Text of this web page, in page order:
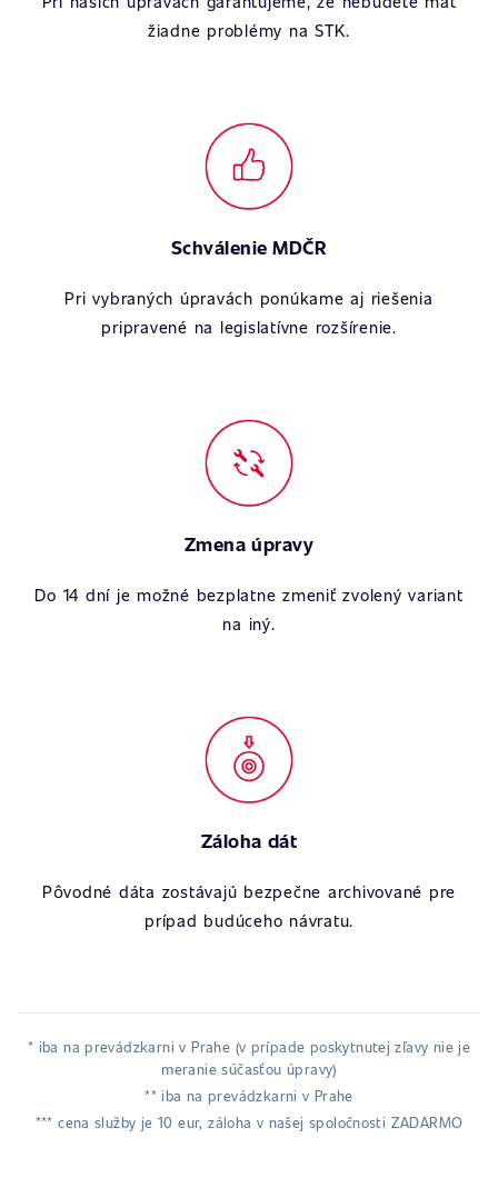
žiadne problémy na STK.
Schválenie MDČR
Pri vybraných úpravách ponúkame aj riešenia
pripravené na legislatívne rozšírenie.
Zmena úpravy
Do 14 dní je možné bezplatne zmeniť zvolený variant
na iný.
Záloha dát
Pôvodné dáta zostávajú bezpečne archivované pre
prípad budúceho návratu.
* iba na prevádzkarni v Prahe (v prípade poskytnutej zľavy nie je
meranie súčasťou úpravy)
** iba na prevádzkarni v Prahe
*** cena služby je 10 eur, záloha v našej spoločnosti ZADARMO